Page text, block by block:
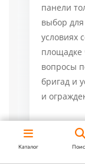
панели
выбор для
условиях
площадке
вопросы
бригад и
и
Каталог